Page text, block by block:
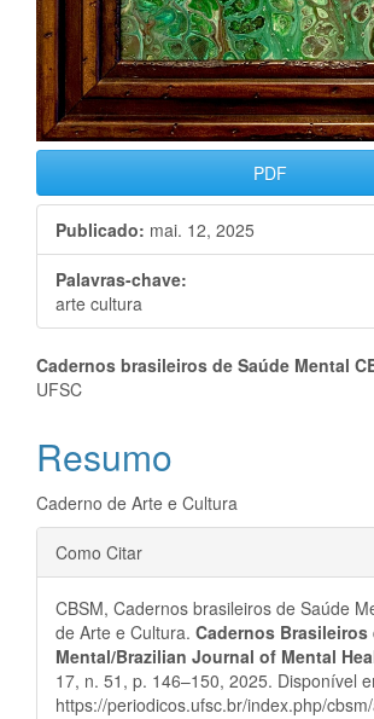
PDF
Publicado: mai. 12, 2025
Palavras-chave:
arte cultura
Conteúdo
artigo
principal
Cadernos brasileiros de Saúde Mental
UFSC
Resumo
Caderno de Arte e Cultura
Detalhes
do
artigo
Como Citar
CBSM, Cadernos brasileiros de Saúde
de Arte e Cultura. Cadernos Brasileiros
Mental/Brazilian Journal of Mental
17, n. 51, p. 146–150, 2025. Disponível
https://periodicos.ufsc.br/index.php/